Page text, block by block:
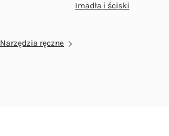
Narzędzia ręczne
Imadła i ściski